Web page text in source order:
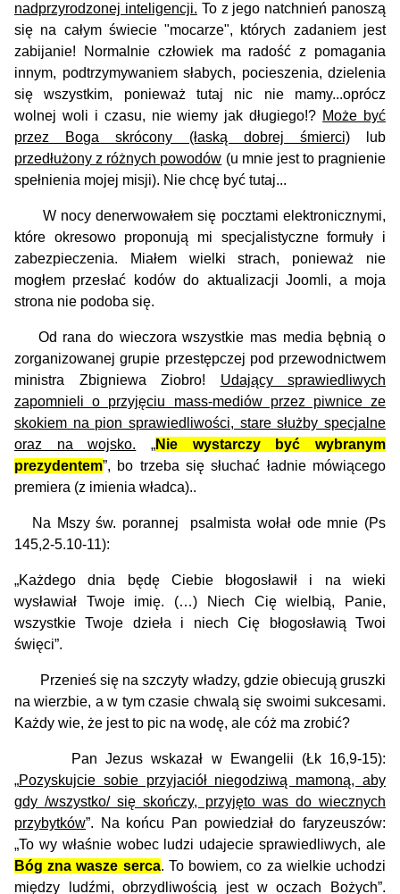
nadprzyrodzonej inteligencji. To z jego natchnień panoszą
się na całym świecie "mocarze", których zadaniem jest
zabijanie! Normalnie człowiek ma radość z pomagania
innym, podtrzymywaniem słabych, pocieszenia, dzielenia
się wszystkim, ponieważ tutaj nic nie mamy...oprócz
wolnej woli i czasu, nie wiemy jak długiego!? Może być
przez Boga skrócony (łaską dobrej śmierci)lub
przedłużony z różnych powodów (u mnie jest to pragnienie
spełnienia mojej misji). Nie chcę być tutaj...
W nocy denerwowałem się pocztami elektronicznymi,
które okresowo proponują mi specjalistyczne formuły i
zabezpieczenia. Miałem wielki strach, ponieważ nie
mogłem przesłać kodów do aktualizacji Joomli, a moja
strona nie podoba się.
Od rana do wieczora wszystkie mas media bębnią o
zorganizowanej grupie przestępczej pod przewodnictwem
ministra Zbigniewa Ziobro! Udający sprawiedliwych
zapomnieli o przyjęciu mass-mediów przez piwnice ze
skokiem na pion sprawiedliwości, stare służby specjalne
oraz na wojsko. „Nie wystarczy być wybranym
prezydentem”, bo trzeba się słuchać ładnie mówiącego
premiera (z imienia władca)..
Na Mszy św. porannej psalmista wołał ode mnie (Ps
145,2-5.10-11):
„Każdego dnia będę Ciebie błogosławił i na wieki
wysławiał Twoje imię. (…) Niech Cię wielbią, Panie,
wszystkie Twoje dzieła i niech Cię błogosławią Twoi
święci”.
Przenieś się na szczyty władzy, gdzie obiecują gruszki
na wierzbie, a w tym czasie chwalą się swoimi sukcesami.
Każdy wie, że jest to pic na wodę, ale cóż ma zrobić?
Pan Jezus wskazał w Ewangelii (Łk 16,9-15):
„Pozyskujcie sobie przyjaciół niegodziwą mamoną, aby
gdy /wszystko/ się skończy, przyjęto was do wiecznych
przybytków”. Na końcu Pan powiedział do faryzeuszów:
„To wy właśnie wobec ludzi udajecie sprawiedliwych, ale
Bóg zna wasze serca. To bowiem, co za wielkie uchodzi
między ludźmi, obrzydliwością jest w oczach Bożych”.